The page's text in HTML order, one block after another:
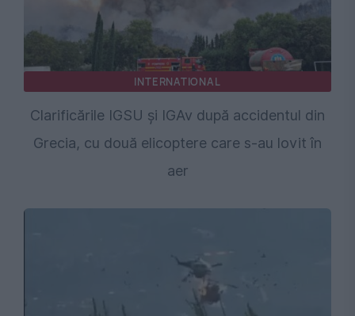
INTERNATIONAL
Clarificările IGSU și IGAv după accidentul din
Grecia, cu două elicoptere care s-au lovit în
aer